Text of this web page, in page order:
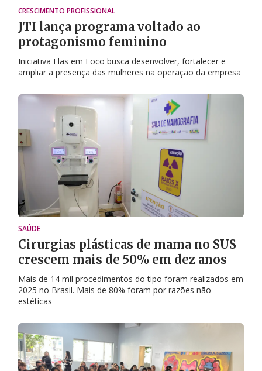
CRESCIMENTO PROFISSIONAL
JTI lança programa voltado ao
protagonismo feminino
Iniciativa Elas em Foco busca desenvolver, fortalecer e
ampliar a presença das mulheres na operação da empresa
SAÚDE
Cirurgias plásticas de mama no SUS
crescem mais de 50% em dez anos
Mais de 14 mil procedimentos do tipo foram realizados em
2025 no Brasil. Mais de 80% foram por razões não-
estéticas